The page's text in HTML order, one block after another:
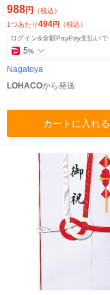
988円
（税込）
1つあたり494円 （税込）
ログイン&全額PayPay支払いで
5%
Nagatoya
LOHACOから発送
カートに入れる